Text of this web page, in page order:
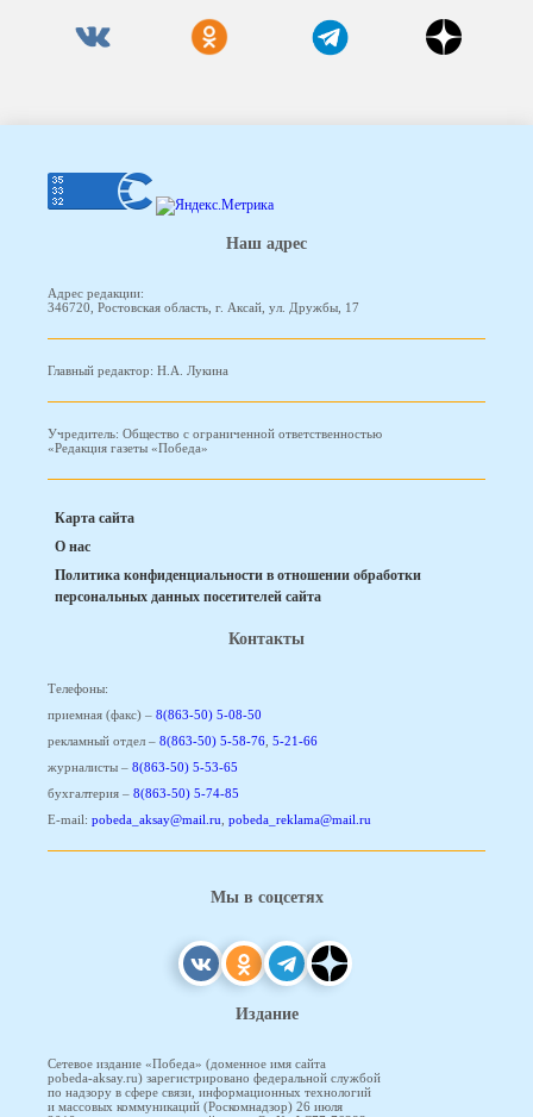
Наш адрес
Адрес редакции:
346720, Ростовская область, г. Аксай, ул. Дружбы, 17
Главный редактор: Н.А. Лукина
Учредитель: Общество с ограниченной ответственностью
«Редакция газеты «Победа»
Карта сайта
О нас
Политика конфиденциальности в отношении обработки
персональных данных посетителей сайта
Контакты
Телефоны:
приемная (факс) – 8(863-50) 5-08-50
рекламный отдел – 8(863-50) 5-58-76, 5-21-66
журналисты – 8(863-50) 5-53-65
бухгалтерия – 8(863-50) 5-74-85
E-mail: pobeda_aksay@mail.ru, pobeda_reklama@mail.ru
Мы в соцсетях
Издание
Сетевое издание «Победа» (доменное имя сайта
pobeda-aksay.ru) зарегистрировано федеральной службой
по надзору в сфере связи, информационных технологий
и массовых коммуникаций (Роскомнадзор) 26 июля